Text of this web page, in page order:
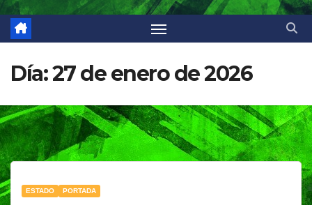
Día:27 de enero de 2026
ESTADO PORTADA